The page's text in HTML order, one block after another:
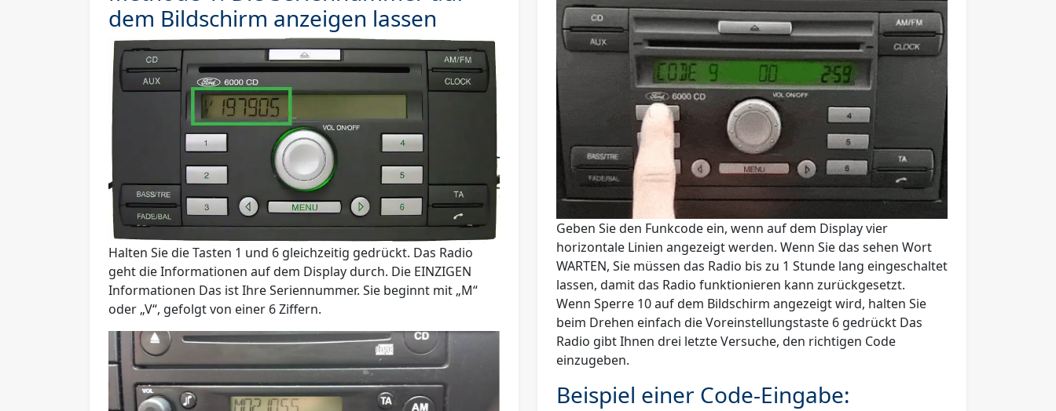
dem Bildschirm anzeigen lassen
Halten Sie die Tasten 1 und 6 gleichzeitig gedrückt. Das Radio
geht die Informationen auf dem Display durch. Die EINZIGEN
Informationen Das ist Ihre Seriennummer. Sie beginnt mit „M“
oder „V“, gefolgt von einer 6 Ziffern.
Geben Sie den Funkcode ein, wenn auf dem Display vier
horizontale Linien angezeigt werden. Wenn Sie das sehen Wort
WARTEN, Sie müssen das Radio bis zu 1 Stunde lang eingeschaltet
lassen, damit das Radio funktionieren kann zurückgesetzt.
Wenn Sperre 10auf dem Bildschirm angezeigt wird, halten Sie
beim Drehen einfach die Voreinstellungstaste 6 gedrückt Das
Radio gibt Ihnen drei letzte Versuche, den richtigen Code
einzugeben.
Beispiel einer Code-Eingabe: